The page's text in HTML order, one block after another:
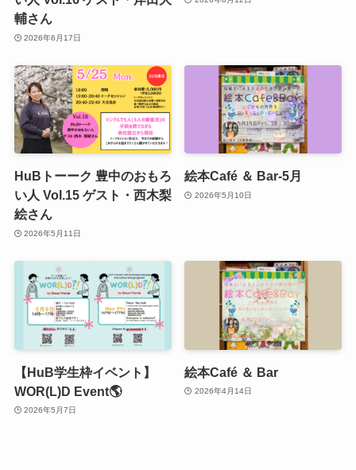
輔さん
2026年6月17日
HuBトーーク 豊中のおもろ
い人 Vol.15 ゲスト・西木梨
絵さん
2026年5月11日
絵本Café ＆ Bar-5月
2026年5月10日
【HuB学生枠イベント】
WOR(L)D Event🌎
2026年5月7日
絵本Café ＆ Bar
2026年4月14日